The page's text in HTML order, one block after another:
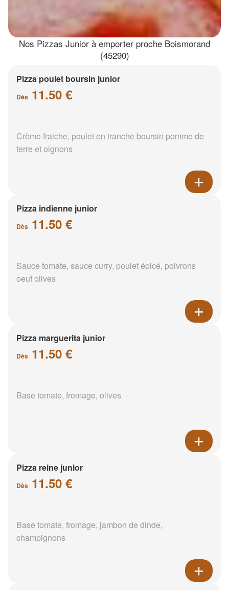
Nos Pizzas Junior à emporter proche Boismorand
(45290)
Pizza poulet boursin junior
Dès 11.50 €
Crème fraiche, poulet en tranche boursin pomme de
terre et oignons
Pizza indienne junior
Dès 11.50 €
Sauce tomate, sauce curry, poulet épicé, poivrons
oeuf olives
Pizza marguerita junior
Dès 11.50 €
Base tomate, fromage, olives
Pizza reine junior
Dès 11.50 €
Base tomate, fromage, jambon de dinde,
champignons